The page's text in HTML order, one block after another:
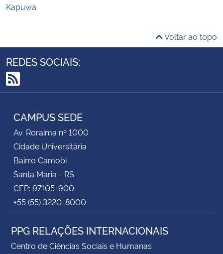
Kapuwa
Voltar ao topo
REDES SOCIAIS:
RSS
CAMPUS SEDE
Av. Roraima nº 1000
Cidade Universitária
Bairro Camobi
Santa Maria - RS
CEP: 97105-900
+55 (55) 3220-8000
PPG RELAÇÕES INTERNACIONAIS
Centro de Ciências Sociais e Humanas